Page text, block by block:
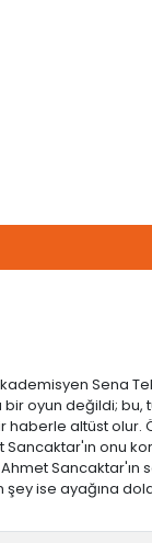
Sena
bir oyun değildi;
haberle altüst olur.
Sancaktar'ın onu
Sancaktar'ın
ise ayağına